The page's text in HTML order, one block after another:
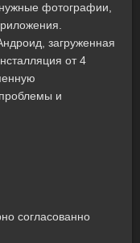
фотографии,
загруженная
от 4
и
согласованно